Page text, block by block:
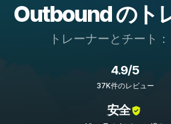
Outbound のト
トレーナーとチート：
4.9/5
37K件のレビュー
安全